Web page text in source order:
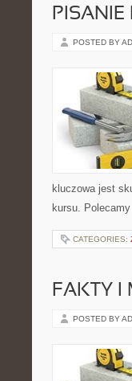
POSTED BY
kluczowa jest
kursu.
CATEGORIES:
FAKTY I
POSTED BY